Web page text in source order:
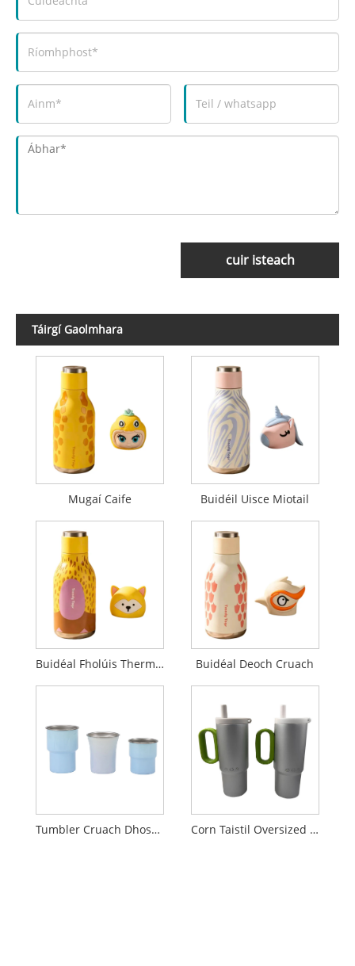
cuir isteach
Táirgí Gaolmhara
Mugaí Caife Buidéil Uisce Miotail
Buidéal Fholúis Thermos Buidéal Deoch Cruach
Tumbler Cruach Dhosmálta Inslithe Béil Leathan Corn Taistil Oversized le Handle agus Lid